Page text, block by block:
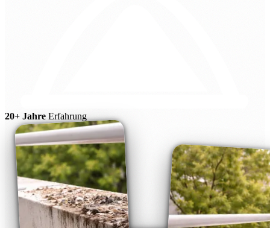
20+ Jahre Erfahrung